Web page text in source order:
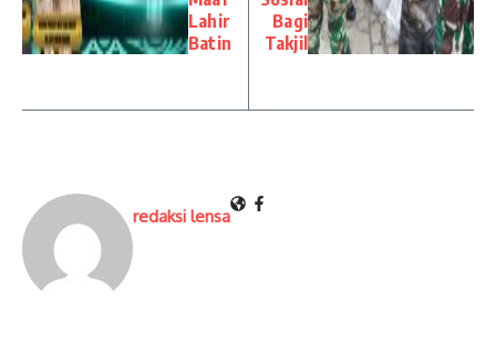
Lahir
Batin
Bagi
Takjil
redaksi lensa